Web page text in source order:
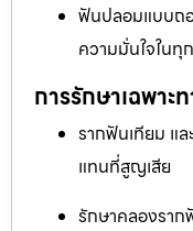
ฟันปลอมแบบถ
ความมั่นใจในทุ
การรักษาเฉพาะ
รากฟันเทียม แ
แทนที่สูญเสีย
รักษาคลองราก